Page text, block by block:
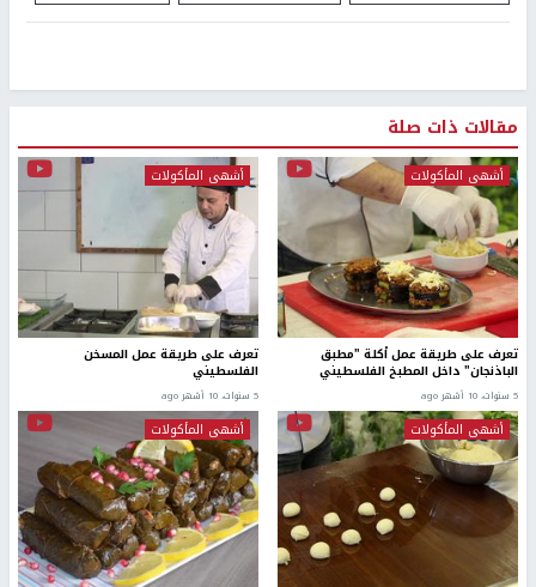
مقالات ذات صلة
أشهى المأكولات
تعرف على طريقة عمل أكلة "مطبق
الباذنجان" داخل المطبخ الفلسطيني
5 سنوات، 10 أشهر ago
أشهى المأكولات
تعرف على طريقة عمل المسخن
الفلسطيني
5 سنوات، 10 أشهر ago
أشهى المأكولات أشهى المأكولات